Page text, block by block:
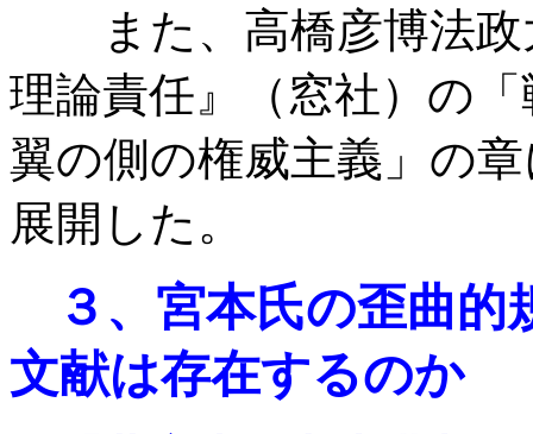
また、高橋彦博法政
理論責任』（窓社）の
翼の側の権威主義」の
展開した。
３、宮本氏の歪曲
文献は存在するのか